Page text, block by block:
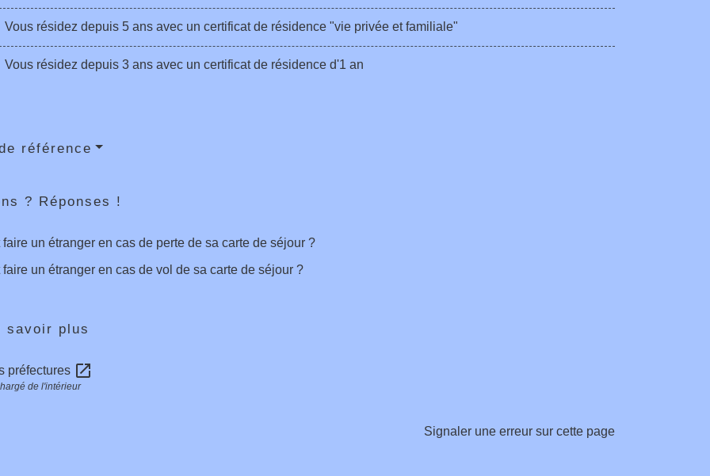
Vous résidez depuis 5 ans avec un certificat de résidence "vie privée et familiale"
Vous résidez depuis 3 ans avec un certificat de résidence d'1 an
référence
? Réponses !
faire un étranger en cas de perte de sa carte de séjour ?
faire un étranger en cas de vol de sa carte de séjour ?
savoir plus
préfectures open_in_new
de l'intérieur
Signaler une erreur sur cette page